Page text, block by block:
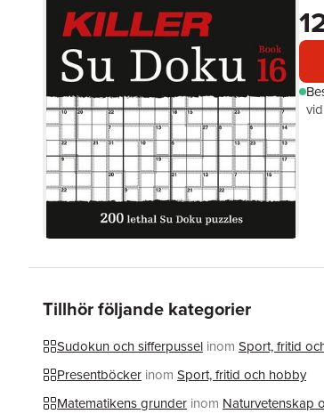
Tillhör följande kategorier
Sudokun och sifferpussel inom Sport, fritid
Presentböcker inom Sport, fritid och hobby
Matematikens grunder inom Naturvetenskap